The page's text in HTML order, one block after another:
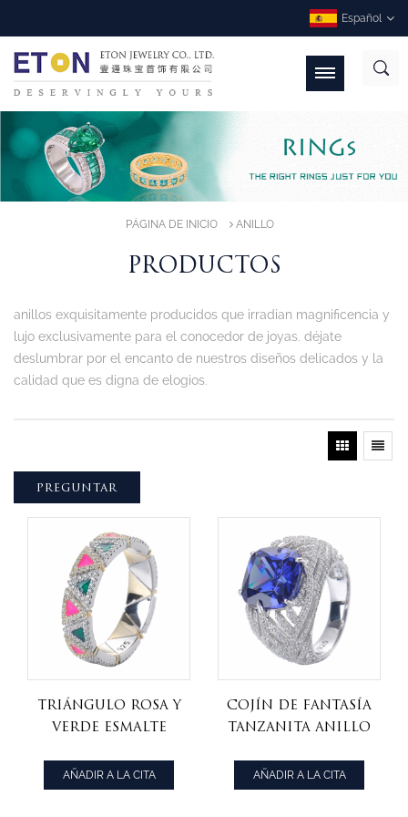
Español
PÁGINA DE INICIO ANILLO
PRODUCTOS
anillos exquisitamente producidos que irradian magnificencia y
lujo exclusivamente para el conocedor de joyas. déjate
deslumbrar por el encanto de nuestros diseños delicados y la
calidad que es digna de elogios.
PREGUNTAR
triángulo rosa y
verde esmalte
rodio sobre
anillo de plata
AÑADIR A LA CITA
cojín de fantasía
Tanzanita anillo
cúbica con
rodio en el
AÑADIR A LA CITA